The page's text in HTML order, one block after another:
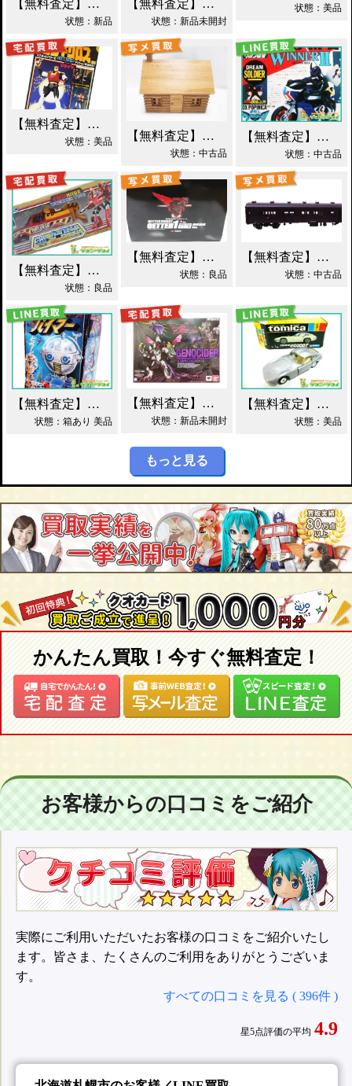
【無料査定】昭和レトロ玩具歓迎 ｜ S.I.C. 仮面ライダーオーズ ラトラーターコンボ買取
状態：新品
【無料査定】昭和レトロ玩具歓迎 ｜ ガンダムフィックスフィギュレーション GFF おまとめ買取！
状態：新品未開封
状態：美品
【無料査定】昭和レトロ玩具歓迎 ｜ 世界忍者戦ジライヤ DX磁気 買取！
状態：美品 【無料査定】昭和レトロ玩具歓迎 ｜ エポック 木製 丸太小屋 シルバニアファミリー 買取！
状態：中古品
【無料査定】昭和レトロ玩具歓迎 ｜ 超合金 DXポピニカ ウィナア2世 夢戦士ウイングマン PC-46 買取！
状態：中古品
【無料査定】昭和レトロ玩具歓迎 ｜ カーロボット 4WD・レッカー車 ダイアクロン買取！
状態：良品
【無料査定】昭和レトロ玩具歓迎 ｜ EX合金 ゲッターロボ ゲッター1 買取！
状態：良品
【無料査定】昭和レトロ玩具歓迎 ｜ モデルワム マニ60 1/87 買取！
状態：中古品
【無料査定】昭和レトロ玩具歓迎 ｜ ガッチャマン パイマー DXジャンボマシンダー買取！
状態：箱あり 美品
【無料査定】昭和レトロ玩具歓迎 ｜ S.H.フィギュアーツ ジェノサイダー 買取！
状態：新品未開封
【無料査定】昭和レトロ玩具歓迎 ｜ 当時物 トミカ トヨタ 2000GT 黒箱 日本製 買取！
状態：美品
もっと見る
かんたん買取！今すぐ無料査定！
お客様からの口コミをご紹介
実際にご利用いただいたお客様の口コミをご紹介いたし
ます。皆さま、たくさんのご利用をありがとうございま
す。
すべての口コミを見る ( 396件 )
星5点評価の平均 4.9